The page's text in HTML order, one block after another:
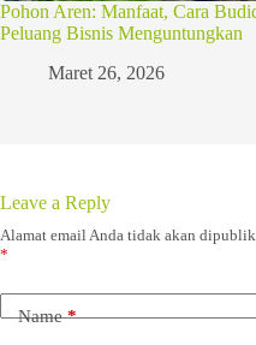
Pohon Aren: Manfaat, Cara
Peluang Bisnis Menguntungkan
Maret 26, 2026
Leave a Reply
Alamat email Anda tidak akan
*
Name*